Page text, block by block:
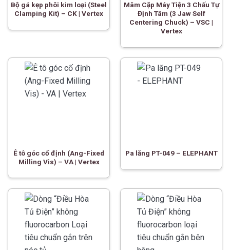
Bộ gá kẹp phôi kim loại (Steel
Clamping Kit) – CK | Vertex
Mâm Cặp Máy Tiện 3 Chấu Tự
Định Tâm (3 Jaw Self
Centering Chuck) – VSC |
Vertex
Ê tô góc cố định (Ang-Fixed
Milling Vis) – VA | Vertex
Pa lăng PT-049 – ELEPHANT